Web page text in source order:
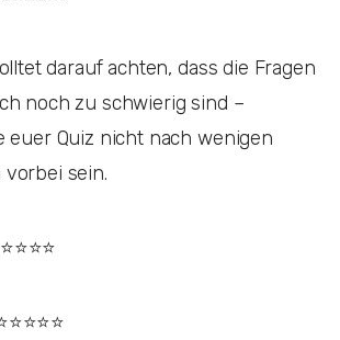
darauf achten, dass die Fragen
noch zu schwierig sind –
euer Quiz nicht nach wenigen
sein.
⭐️⭐️⭐️⭐️